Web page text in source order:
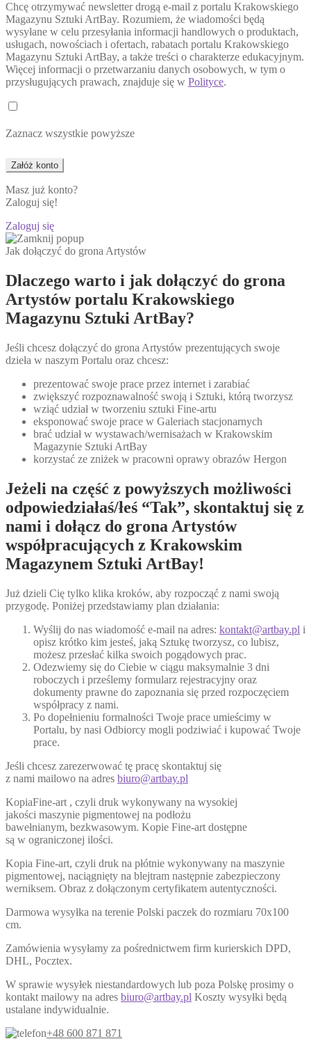
Chcę otrzymywać newsletter drogą e-mail z portalu Krakowskiego
Magazynu Sztuki ArtBay. Rozumiem, że wiadomości będą
wysyłane w celu przesyłania informacji handlowych o produktach,
usługach, nowościach i ofertach, rabatach portalu Krakowskiego
Magazynu Sztuki ArtBay, a także treści o charakterze edukacyjnym.
Więcej informacji o przetwarzaniu danych osobowych, w tym o
przysługujących prawach, znajduje się w Polityce.
Zaznacz wszystkie powyższe
Masz już konto?
Zaloguj się!
Zaloguj się
Jak dołączyć do grona Artystów
Dlaczego warto i jak dołączyć do grona
Artystów portalu Krakowskiego
Magazynu Sztuki ArtBay?
Jeśli chcesz dołączyć do grona Artystów prezentujących swoje
dzieła w naszym Portalu oraz chcesz:
prezentować swoje prace przez internet i zarabiać
zwiększyć rozpoznawalność swoją i Sztuki, którą tworzysz
wziąć udział w tworzeniu sztuki Fine-artu
eksponować swoje prace w Galeriach stacjonarnych
brać udział w wystawach/wernisażach w Krakowskim
Magazynie Sztuki ArtBay
korzystać ze zniżek w pracowni oprawy obrazów Hergon
Jeżeli na część z powyższych możliwości
odpowiedziałaś/łeś “Tak”, skontaktuj się z
nami i dołącz do grona Artystów
współpracujących z Krakowskim
Magazynem Sztuki ArtBay!
Już dzieli Cię tylko klika kroków, aby rozpocząć z nami swoją
przygodę. Poniżej przedstawiamy plan działania:
Wyślij do nas wiadomość e-mail na adres: kontakt@artbay.pl i
opisz krótko kim jesteś, jaką Sztukę tworzysz, co lubisz,
możesz przesłać kilka swoich pogądowych prac.
Odezwiemy się do Ciebie w ciągu maksymalnie 3 dni
roboczych i prześlemy formularz rejestracyjny oraz
dokumenty prawne do zapoznania się przed rozpoczęciem
współpracy z nami.
Po dopełnieniu formalności Twoje prace umieścimy w
Portalu, by nasi Odbiorcy mogli podziwiać i kupować Twoje
prace.
Jeśli chcesz zarezerwować tę pracę skontaktuj się
z nami mailowo na adres biuro@artbay.pl
KopiaFine-art , czyli druk wykonywany na wysokiej
jakości maszynie pigmentowej na podłożu
bawełnianym, bezkwasowym. Kopie Fine-art dostępne
są w ograniczonej ilości.
Kopia Fine-art, czyli druk na płótnie wykonywany na maszynie
pigmentowej, naciągnięty na blejtram następnie zabezpieczony
werniksem. Obraz z dołączonym certyfikatem autentyczności.
Darmowa wysyłka na terenie Polski paczek do rozmiaru 70x100
cm.
Zamówienia wysyłamy za pośrednictwem firm kurierskich DPD,
DHL, Pocztex.
W sprawie wysyłek niestandardowych lub poza Polskę prosimy o
kontakt mailowy na adres biuro@artbay.pl Koszty wysyłki będą
ustalane indywidualnie.
+48 600 871 871